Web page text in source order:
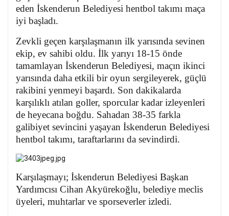
eden İskenderun Belediyesi hentbol takımı maça
iyi başladı.
Zevkli geçen karşılaşmanın ilk yarısında sevinen
ekip, ev sahibi oldu. İlk yarıyı 18-15 önde
tamamlayan İskenderun Belediyesi, maçın ikinci
yarısında daha etkili bir oyun sergileyerek, güçlü
rakibini yenmeyi başardı. Son dakikalarda
karşılıklı atılan goller, sporcular kadar izleyenleri
de heyecana boğdu. Sahadan 38-35 farkla
galibiyet sevincini yaşayan İskenderun Belediyesi
hentbol takımı, taraftarlarını da sevindirdi.
Karşılaşmayı; İskenderun Belediyesi Başkan
Yardımcısı Cihan Akyürekoğlu, belediye meclis
üyeleri, muhtarlar ve sporseverler izledi.